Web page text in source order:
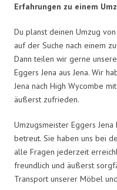
Erfahrungen zu einem
Du planst deinen Umzug
auf der Suche nach einem
Dann teilen wir gerne
Eggers Jena aus Jena. Wir
Jena nach High Wycombe
äußerst zufrieden.
Umzugsmeister Eggers
betreut. Sie haben uns bei
alle Fragen jederzeit
freundlich und äußerst
Transport unserer Möbel